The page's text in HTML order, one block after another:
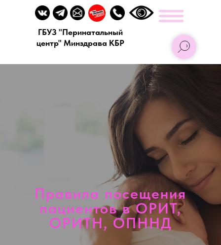
ГБУЗ "Перинатальный
центр" Минздрава КБР
Правила посещения
пациентов в ОРИТ,
ОРИТН, ОПННД